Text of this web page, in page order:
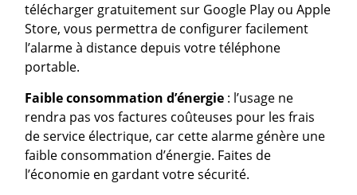
télécharger gratuitement sur Google Play ou Apple
Store, vous permettra de configurer facilement
l’alarme à distance depuis votre téléphone
portable.
Faible consommation d’énergie : l’usage ne
rendra pas vos factures coûteuses pour les frais
de service électrique, car cette alarme génère une
faible consommation d’énergie. Faites de
l’économie en gardant votre sécurité.